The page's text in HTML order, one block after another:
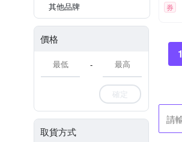
其他品牌
價格
-
確定
取貨方式
券
1